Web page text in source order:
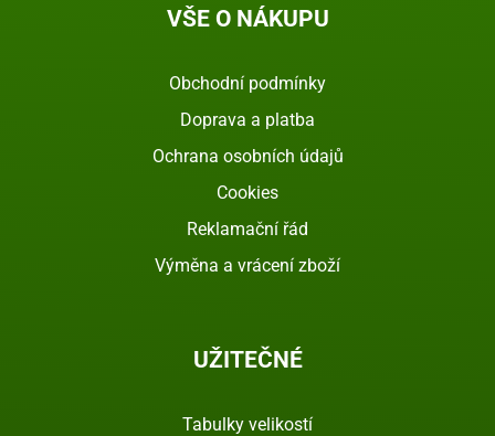
VŠE O NÁKUPU
Obchodní podmínky
Doprava a platba
Ochrana osobních údajů
Cookies
Reklamační řád
Výměna a vrácení zboží
UŽITEČNÉ
Tabulky velikostí